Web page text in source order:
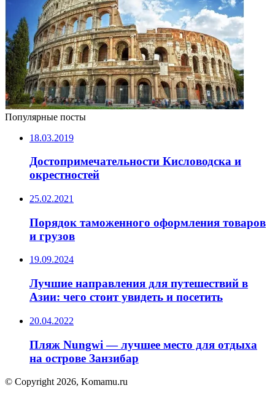
Популярные посты
18.03.2019
Достопримечательности Кисловодска и
окрестностей
25.02.2021
Порядок таможенного оформления товаров
и грузов
19.09.2024
Лучшие направления для путешествий в
Азии: чего стоит увидеть и посетить
20.04.2022
Пляж Nungwi — лучшее место для отдыха
на острове Занзибар
© Copyright 2026, Komamu.ru